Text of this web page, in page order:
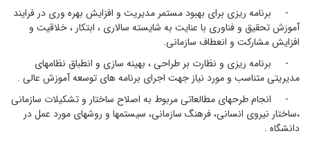
- برنامه ریزی برای بهبود مستمر مدیریت و افزایش بهره وری در فرایند
آموزش تحقیق و فناوری با عنایت به شایسته سالاری ، ابتکار ، خلاقیت و
افزایش مشارکت و انعطاف سازمانی.
- برنامه ریزی و نظارت بر طراحی ، بهینه سازی و انطباق نظامهای
مدیریتی متناسب و مورد نیاز جهت اجرای برنامه های توسعه آموزش عالی .
- انجام طرحهای مطالعاتی مربوط به اصلاح ساختار و تشکیلات سازمانی
،ساختار نیروی انسانی، فرهنگ سازمانی، سیستمها و روشهای مورد عمل در
دانشگاه .